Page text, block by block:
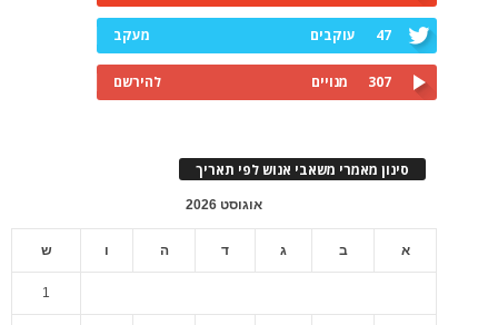
47 עוקבים מעקב
307 מנויים להירשם
סינון מאמרי משאבי אנוש לפי תאריך
אוגוסט 2026
א ב ג ד ה ו ש
1